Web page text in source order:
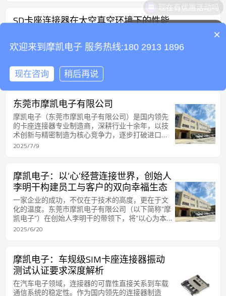
摩凯电子有限公司为例，详细解析其联系方式、企
业实力及服务优势，为行业客户提供一站式采购解
决方案。
SD卡座连接器在太空真空环境下的性能
东莞市摩凯电子有限公司作为一家专注于连接器研
发与生产的企业，自2010年成立以来一直致力于卡
与品质提升2。在实际应用中发现，太空真空环境对
电子元件的性能稳定性提出了极高要求。本文将结
合航天环境特性，分析SD卡座连接器在太空真空环
境下的性能衰减规律。如需进一步交流，欢迎联系
18029131896（微信同号）。
2025/8/21
东莞市摩凯电子有限公司
摩凯电子（东莞市摩凯电子有限公司）是国内领先
的卡座连接器专业制造商，深耕行业十余年，以技
术创新与精密制造为核心竞争力，逐步打破进口垄
断并跻身全球市场。以下从多维度对其展开详细分
2025/7/9
摩凯电子：以‘心’经营连接世界，创始人
李明干构建员工与客户的双向幸福生态
一家企业的成功，不仅在于技术的高度，更在于文
化的温度。东莞市摩凯电子有限公司（以下简称“摩
凯电子”）在创始人李明干的带领下，将“以心为本”
的理念融入血脉，构建起“员工幸福、客户信赖”的
发展之路。
2025/6/20
摩凯电子：车规级SIM卡座连接器振动
测试认证要求深度解析
在汽车电子领域，连接器的可靠性直接关系到车载
通信系统的稳定性。作为国内领先的连接器制造
现在有优惠活动吗
×
欢迎来到摩凯电子 服务热线:180 2913 1896
现在咨询 稍后再说